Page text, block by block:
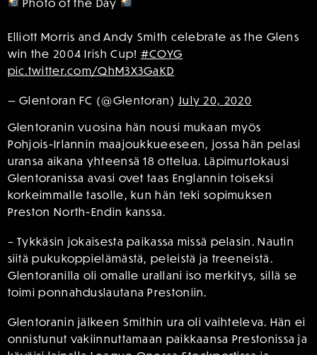
Elliott Morris and Andy Smith celebrate as the Glens
win the 2004 Irish Cup! #COYG
pic.twitter.com/QhM3X3GaKD
— Glentoran FC (@Glentoran) July 20, 2020
Glentoranin vuosina hän nousi mukaan myös
Pohjois-Irlannin maajoukkueeseen, jossa hän pelasi
uransa aikana yhteensä 18 ottelua. Läpimurtokausi
Glentoranissa avasi ovet taas Englannin toiseksi
korkeimmalle tasolle, kun hän teki sopimuksen
Preston North-Endin kanssa.
– Tykkäsin jokaisesta paikassa missä pelasin. Nautin
siitä pukukoppielämästä, peleistä ja treeneistä.
Glentoranilla oli omalle urallani iso merkitys, sillä se
toimi ponnahduslautana Prestoniin.
Glentoranin jälkeen Smithin ura oli vaihteleva. Hän ei
onnistunut vakiinnuttamaan paikkaansa Prestonissa ja